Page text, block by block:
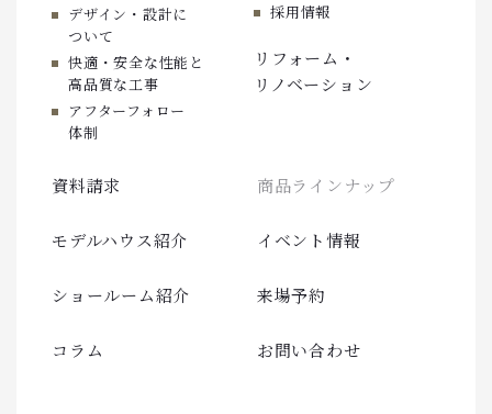
デザイン・設計に
ついて
快適・安全な性能と
高品質な工事
アフターフォロー
体制
採用情報
リフォーム・
リノベーション
資料請求 商品ラインナップ
モデルハウス紹介 イベント情報
ショールーム紹介 来場予約
コラム お問い合わせ